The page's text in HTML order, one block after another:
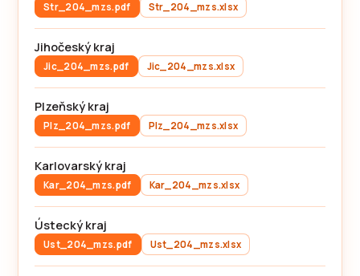
Str_204_mzs.pdf Str_204_mzs.xlsx
Jihočeský kraj
Jic_204_mzs.pdf Jic_204_mzs.xlsx
Plzeňský kraj
Plz_204_mzs.pdf Plz_204_mzs.xlsx
Karlovarský kraj
Kar_204_mzs.pdf Kar_204_mzs.xlsx
Ústecký kraj
Ust_204_mzs.pdf Ust_204_mzs.xlsx